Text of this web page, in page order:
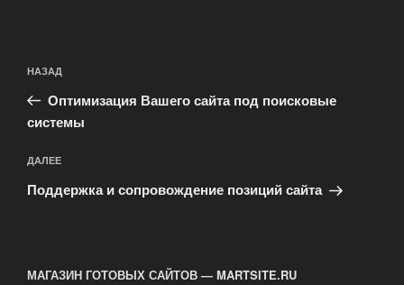
по
записям
Предыдущая
запись:
НАЗАД
Оптимизация Вашего сайта под поисковые
системы
Следующая
запись
ДАЛЕЕ
Поддержка и сопровождение позиций сайта
МАГАЗИН ГОТОВЫХ САЙТОВ — MARTSITE.RU